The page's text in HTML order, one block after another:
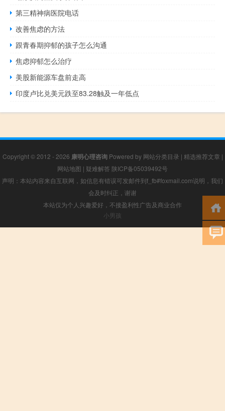
第三精神病医院电话
改善焦虑的方法
跟青春期抑郁的孩子怎么沟通
焦虑抑郁怎么治疗
美股新能源车盘前走高
印度卢比兑美元跌至83.28触及一年低点
Copyright © 2012 - 2026 康明心理咨询Powered by 网站分类目录 | 精选推荐文章 |
网站地图 | 疑难解答 陕ICP备05039492号
声明：本站内容来自互联网，如信息有错误可发邮件到f_fb#foxmail.com说明，我们
会及时纠正，谢谢
本站仅为个人兴趣爱好，不接盈利性广告及商业合作
小男孩